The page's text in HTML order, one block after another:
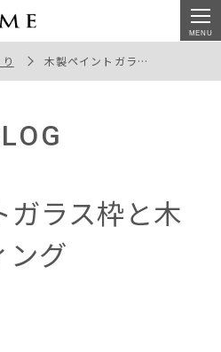
モールディング
木製ペイントガラス枠と木製モールディング
ガラス枠と木
ング